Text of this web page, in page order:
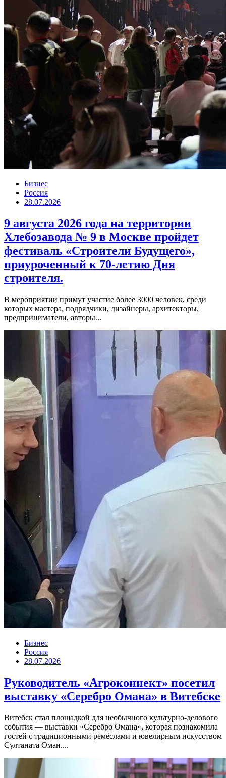
Бизнес
Россия
28.07.2026
9 августа 2026 года на территории
Хлебозавода № 9 в Москве пройдет
фестиваль «Строители Будущего»,
приуроченный к 70-летию Дня
строителя.
В мероприятии примут участие более 3000 человек, среди
которых мастера, подрядчики, дизайнеры, архитекторы,
предприниматели, авторы...
Бизнес
Россия
28.07.2026
Руководитель «Агроконнект» посетил
выставку «Серебро Омана» в Витебске
Витебск стал площадкой для необычного культурно-делового
события — выставки «Серебро Омана», которая познакомила
гостей с традиционными ремёслами и ювелирным искусством
Султаната Оман....